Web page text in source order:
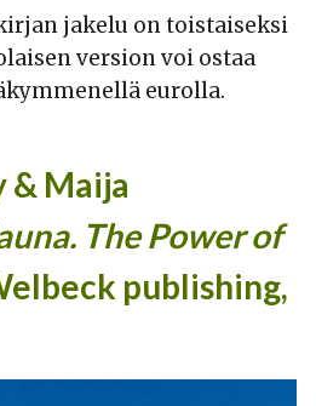
jakelu on toistaiseksi
version voi ostaa
eurolla.
& Maija
The Power of
publishing,